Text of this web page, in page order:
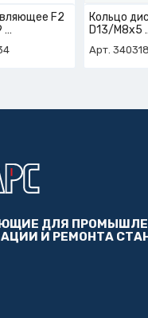
F2
Кольцо
D13/M8x5
Арт.
ДЛЯ
И РЕМОНТА